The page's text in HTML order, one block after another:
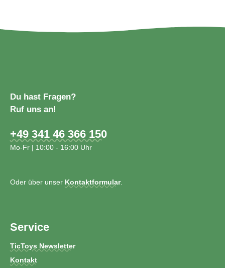
Du hast Fragen?
Ruf uns an!
+49 341 46 366 150
Mo-Fr | 10:00 - 16:00 Uhr
Oder über unser Kontaktformular.
Service
TicToys Newsletter
Kontakt